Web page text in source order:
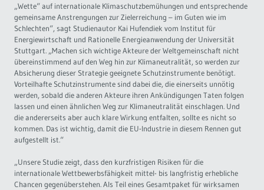
„Wette“ auf internationale Klimaschutzbemühungen und entsprechende
gemeinsame Anstrengungen zur Zielerreichung – im Guten wie im
Schlechten“, sagt Studienautor Kai Hufendiek vom Institut für
Energiewirtschaft und Rationelle Energieanwendung der Universität
Stuttgart. „Machen sich wichtige Akteure der Weltgemeinschaft nicht
übereinstimmend auf den Weg hin zur Klimaneutralität, so werden zur
Absicherung dieser Strategie geeignete Schutzinstrumente benötigt.
Vorteilhafte Schutzinstrumente sind dabei die, die einerseits unnötig
werden, sobald die anderen Akteure ihren Ankündigungen Taten folgen
lassen und einen ähnlichen Weg zur Klimaneutralität einschlagen. Und
die andererseits aber auch klare Wirkung entfalten, sollte es nicht so
kommen. Das ist wichtig, damit die EU-Industrie in diesem Rennen gut
aufgestellt ist.“
„Unsere Studie zeigt, dass den kurzfristigen Risiken für die
internationale Wettbewerbsfähigkeit mittel- bis langfristig erhebliche
Chancen gegenüberstehen. Als Teil eines Gesamtpaket für wirksamen